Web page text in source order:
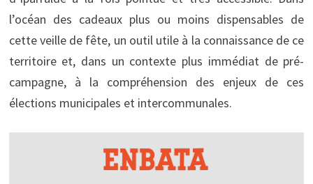
l’océan des cadeaux plus ou moins dispensables de
cette veille de fête, un outil utile à la connaissance de ce
territoire et, dans un contexte plus immédiat de pré-
campagne, à la compréhension des enjeux de ces
élections municipales et intercommunales.